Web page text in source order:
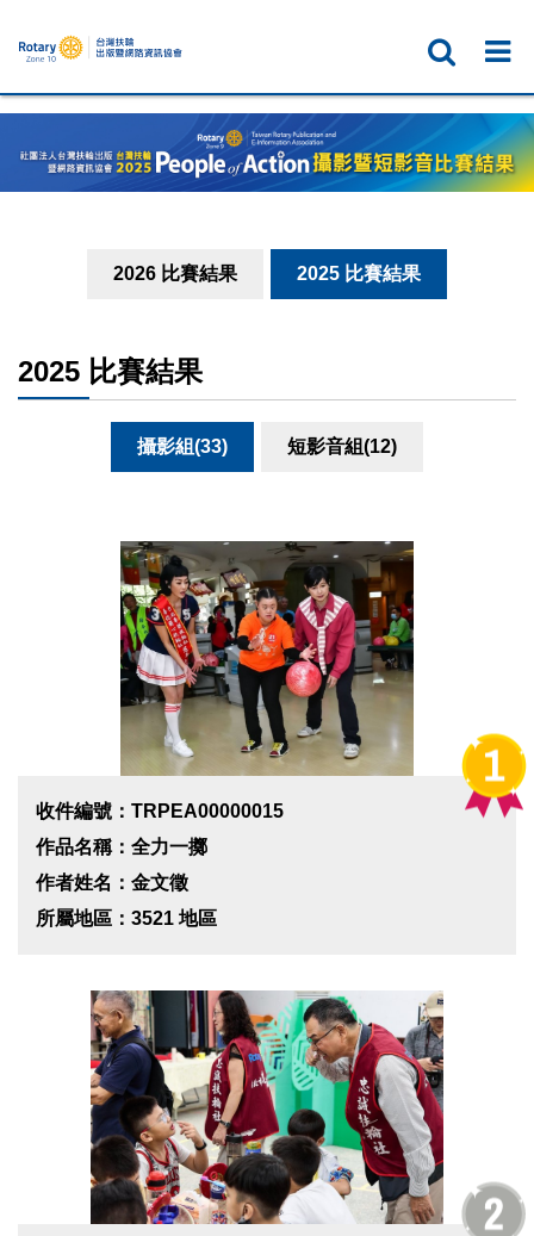
2026 比賽結果 2025 比賽結果
2025 比賽結果
攝影組(33) 短影音組(12)
收件編號：TRPEA00000015
作品名稱：全力一擲
作者姓名：金文徵
所屬地區：3521 地區